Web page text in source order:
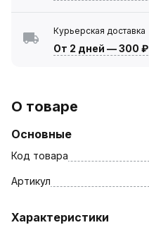
Курьерская доставка
От 2 дней —300 ₽
О товаре
Основные
Код товара
Артикул
Характеристики